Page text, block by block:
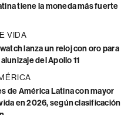
tiene la moneda más fuerte
VIDA
lanza un reloj con oro para
del Apollo 11
de América Latina con mayor
en 2026, según clasificación